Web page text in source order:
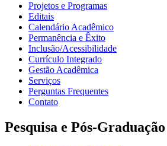
Projetos e Programas
Editais
Calendário Acadêmico
Permanência e Êxito
Inclusão/Acessibilidade
Currículo Integrado
Gestão Acadêmica
Serviços
Perguntas Frequentes
Contato
Pesquisa e Pós-Graduação